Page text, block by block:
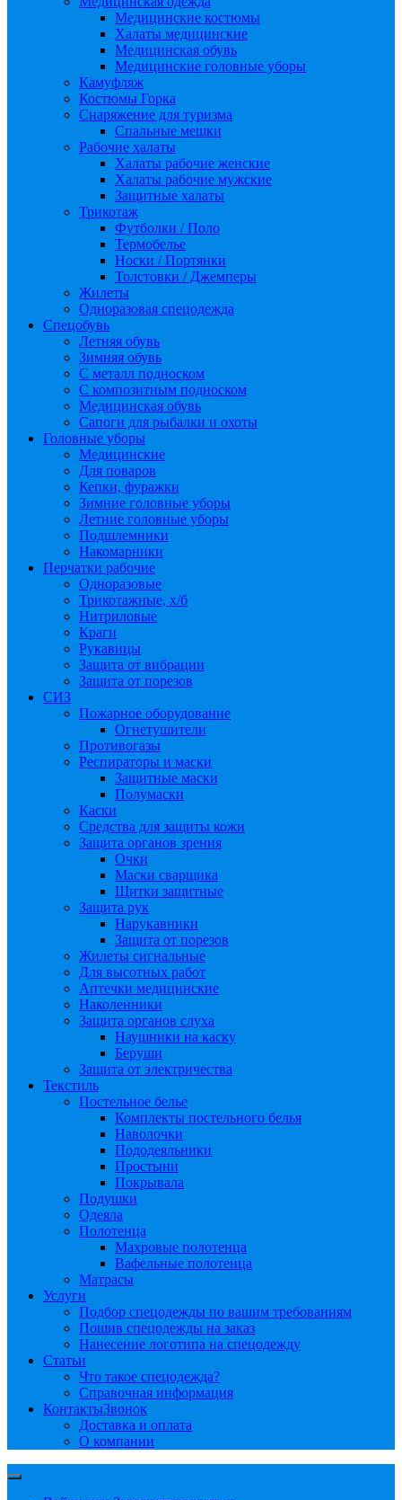
Медицинские костюмы
Халаты медицинские
Медицинская обувь
Медицинские головные уборы
Камуфляж
Костюмы Горка
Снаряжение для туризма
Спальные мешки
Рабочие халаты
Халаты рабочие женские
Халаты рабочие мужские
Защитные халаты
Трикотаж
Футболки / Поло
Термобелье
Носки / Портянки
Толстовки / Джемперы
Жилеты
Одноразовая спецодежда
Спецобувь
Летняя обувь
Зимняя обувь
С металл подноском
С композитным подноском
Медицинская обувь
Сапоги для рыбалки и охоты
Головные уборы
Медицинские
Для поваров
Кепки, фуражки
Зимние головные уборы
Летние головные уборы
Подшлемники
Накомарники
Перчатки рабочие
Одноразовые
Трикотажные, х/б
Нитриловые
Краги
Рукавицы
Защита от вибрации
Защита от порезов
СИЗ
Пожарное оборудование
Огнетушители
Противогазы
Респираторы и маски
Защитные маски
Полумаски
Каски
Средства для защиты кожи
Защита органов зрения
Очки
Маски сварщика
Щитки защитные
Защита рук
Нарукавники
Защита от порезов
Жилеты сигнальные
Для высотных работ
Аптечки медицинские
Наколенники
Защита органов слуха
Наушники на каску
Беруши
Защита от электричества
Текстиль
Постельное белье
Комплекты постельного белья
Наволочки
Пододеяльники
Простыни
Покрывала
Подушки
Одеяла
Полотенца
Махровые полотенца
Вафельные полотенца
Матрасы
Услуги
Подбор спецодежды по вашим требованиям
Пошив спецодежды на заказ
Нанесение логотипа на спецодежду
Статьи
Что такое спецодежда?
Справочная информация
КонтактыЗвонок
Доставка и оплата
О компании